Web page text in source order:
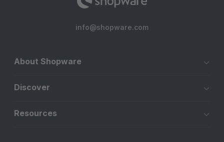
info@shopware.com
About Shopware
Discover
Resources